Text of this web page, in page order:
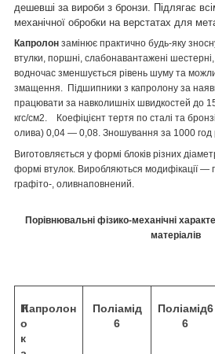
дешевші за вироби з бронзи. Підлягає
механічної обробки на верстатах для
Капролон замінює практично будь-яку
втулки, поршні, слабонавантажені
водночас зменшується рівень шуму та
змащення. Підшипники з капролону за
працювати за навколишніх швидкостей до
кгс/см2 . Коефіцієнт тертя по сталі та
олива) 0,04 — 0,08. Зношування за 1000 год
Виготовляється у формі блоків різних
формі втулок. Виробляються модифікації
графіто-, оливнаповнений.
Порівнювальні фізико-механічні
матеріалів
П
о
к
Капролон
Поліамід
6
Поліамід6
6